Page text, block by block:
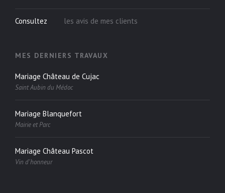
Consultez les avis de mes clients
MES DERNIERS TRAVAUX
Mariage Château de Cujac
Saint Aubin du Médoc
Mariage Blanquefort
Mairie et Parc
Mariage Château Pascot
Vin d'honneur